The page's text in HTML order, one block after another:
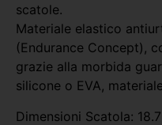
scatole.
Materiale elastico
(Endurance Concept),
grazie alla morbida
silicone o EVA,
Dimensioni Scatola: